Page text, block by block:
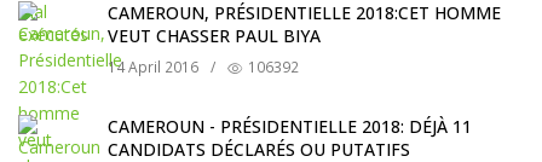
CAMEROUN, PRÉSIDENTIELLE 2018:CET HOMME
VEUT CHASSER PAUL BIYA
14 April 2016 / 106392
CAMEROUN - PRÉSIDENTIELLE 2018: DÉJÀ 11
CANDIDATS DÉCLARÉS OU PUTATIFS